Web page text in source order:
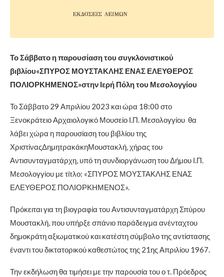
Το Σάββατο η παρουσίαση του συγκλονιστικού
βιβλίου«ΣΠΥΡΟΣ ΜΟΥΣΤΑΚΛΗΣ ΕΝΑΣ ΕΛΕΥΘΕΡΟΣ
ΠΟΛΙΟΡΚΗΜΕΝΟΣ»στην Ιερή Πόλη του Μεσολογγίου
Το Σάββατο 29 Απριλίου 2023 και ώρα 18:00 στο
Ξενοκράτειο Αρχαιολογικό Μουσείο Ι.Π. Μεσολογγίου θα
λάβει χώρα η παρουσίαση του βιβλίου της
ΧριστίναςΔημητρακάκηΜουστακλή, χήρας του
Αντισυνταγματάρχη, υπό τη συνδιοργάνωση του Δήμου Ι.Π.
Μεσολογγίου με τίτλο: «ΣΠΥΡΟΣ ΜΟΥΣΤΑΚΛΗΣ ΕΝΑΣ
ΕΛΕΥΘΕΡΟΣ ΠΟΛΙΟΡΚΗΜΕΝΟΣ».
Πρόκειται για τη βιογραφία του Αντισυνταγματάρχη Σπύρου
Μουστακλή, που υπήρξε σπάνιο παράδειγμα ανένταχτου
δημοκράτη αξιωματικού και κατέστη σύμβολο της αντίστασης
έναντι του δικτατορικού καθεστώτος της 21ης Απριλίου 1967.
Την εκδήλωση θα τιμήσει με την παρουσία του ο τ. Πρόεδρος